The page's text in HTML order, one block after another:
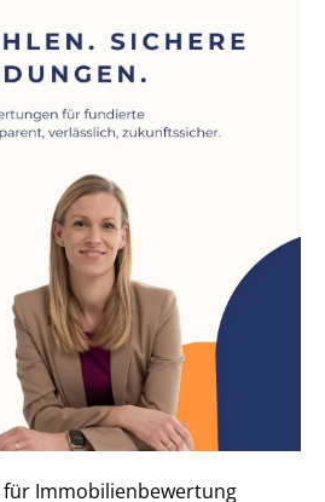
für Im­mo­bi­li­en­be­wer­tung